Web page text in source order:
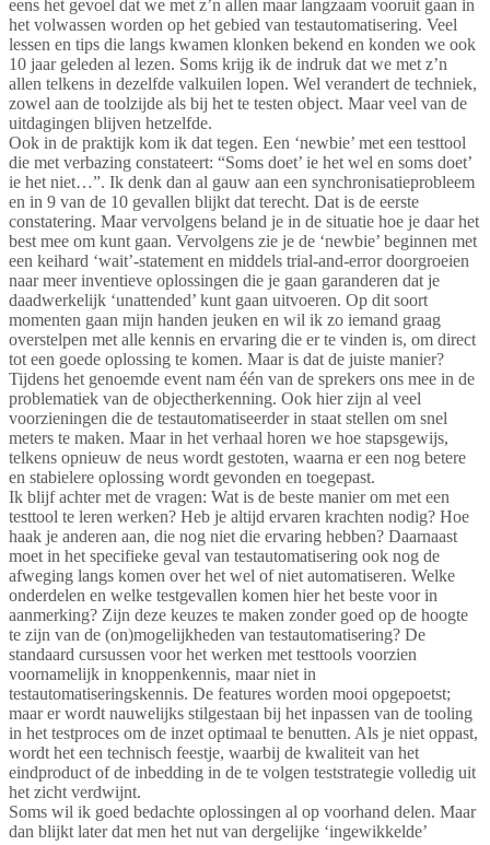
eens het gevoel dat we met z’n allen maar langzaam vooruit gaan in
het volwassen worden op het gebied van testautomatisering. Veel
lessen en tips die langs kwamen klonken bekend en konden we ook
10 jaar geleden al lezen. Soms krijg ik de indruk dat we met z’n
allen telkens in dezelfde valkuilen lopen. Wel verandert de techniek,
zowel aan de toolzijde als bij het te testen object. Maar veel van de
uitdagingen blijven hetzelfde.
Ook in de praktijk kom ik dat tegen. Een ‘newbie’ met een testtool
die met verbazing constateert: “Soms doet’ ie het wel en soms doet’
ie het niet…”. Ik denk dan al gauw aan een synchronisatieprobleem
en in 9 van de 10 gevallen blijkt dat terecht. Dat is de eerste
constatering. Maar vervolgens beland je in de situatie hoe je daar het
best mee om kunt gaan. Vervolgens zie je de ‘newbie’ beginnen met
een keihard ‘wait’-statement en middels trial-and-error doorgroeien
naar meer inventieve oplossingen die je gaan garanderen dat je
daadwerkelijk ‘unattended’ kunt gaan uitvoeren. Op dit soort
momenten gaan mijn handen jeuken en wil ik zo iemand graag
overstelpen met alle kennis en ervaring die er te vinden is, om direct
tot een goede oplossing te komen. Maar is dat de juiste manier?
Tijdens het genoemde event nam één van de sprekers ons mee in de
problematiek van de objectherkenning. Ook hier zijn al veel
voorzieningen die de testautomatiseerder in staat stellen om snel
meters te maken. Maar in het verhaal horen we hoe stapsgewijs,
telkens opnieuw de neus wordt gestoten, waarna er een nog betere
en stabielere oplossing wordt gevonden en toegepast.
Ik blijf achter met de vragen: Wat is de beste manier om met een
testtool te leren werken? Heb je altijd ervaren krachten nodig? Hoe
haak je anderen aan, die nog niet die ervaring hebben? Daarnaast
moet in het specifieke geval van testautomatisering ook nog de
afweging langs komen over het wel of niet automatiseren. Welke
onderdelen en welke testgevallen komen hier het beste voor in
aanmerking? Zijn deze keuzes te maken zonder goed op de hoogte
te zijn van de (on)mogelijkheden van testautomatisering? De
standaard cursussen voor het werken met testtools voorzien
voornamelijk in knoppenkennis, maar niet in
testautomatiseringskennis. De features worden mooi opgepoetst;
maar er wordt nauwelijks stilgestaan bij het inpassen van de tooling
in het testproces om de inzet optimaal te benutten. Als je niet oppast,
wordt het een technisch feestje, waarbij de kwaliteit van het
eindproduct of de inbedding in de te volgen teststrategie volledig uit
het zicht verdwijnt.
Soms wil ik goed bedachte oplossingen al op voorhand delen. Maar
dan blijkt later dat men het nut van dergelijke ‘ingewikkelde’